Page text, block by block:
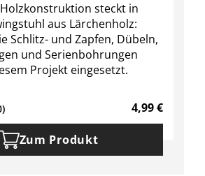
steckt in
aus Lärchenholz:
Schlitz- und Zapfen, Dübeln,
und Serienbohrungen
Projekt eingesetzt.
4,99€
Zum Produkt